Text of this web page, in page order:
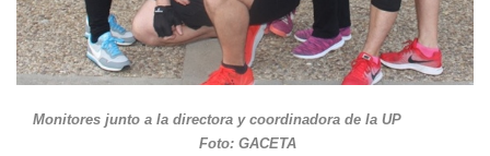
Monitores junto a la directora y coordinadora de la UP
Foto: GACETA